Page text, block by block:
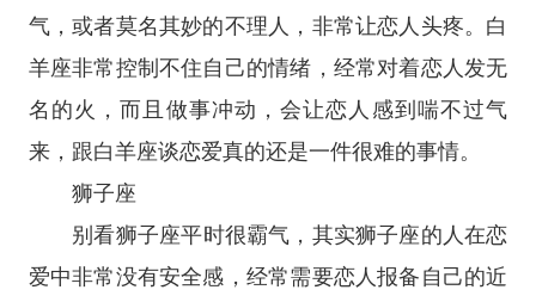
气，或者莫名其妙的不理人，非常让恋人头疼。白
羊座非常控制不住自己的情绪，经常对着恋人发无
名的火，而且做事冲动，会让恋人感到喘不过气
来，跟白羊座谈恋爱真的还是一件很难的事情。
狮子座
别看狮子座平时很霸气，其实狮子座的人在恋
爱中非常没有安全感，经常需要恋人报备自己的近